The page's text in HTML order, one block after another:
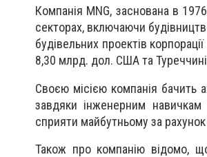
Компанія MNG, заснована в
секторах, включаючи
будівельних проектів
8,30 млрд. дол. США та
Своєю місією компанія бачить
завдяки інженерним
сприяти майбутньому за
Також про компанію відомо,